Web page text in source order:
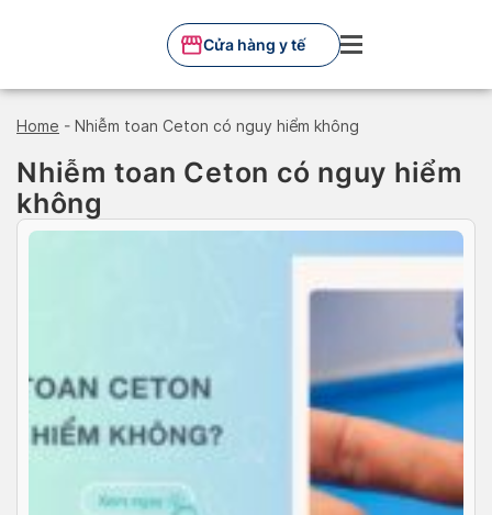
Cửa hàng y tế
Home - Nhiễm toan Ceton có nguy hiểm không
Nhiễm toan Ceton có nguy hiểm
không